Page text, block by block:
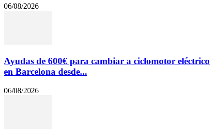
06/08/2026
Ayudas de 600€ para cambiar a ciclomotor eléctrico
en Barcelona desde...
06/08/2026